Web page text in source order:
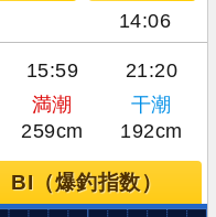
14:06
15:59 21:20
満潮
干潮
259cm 192cm
BI（爆釣指数）